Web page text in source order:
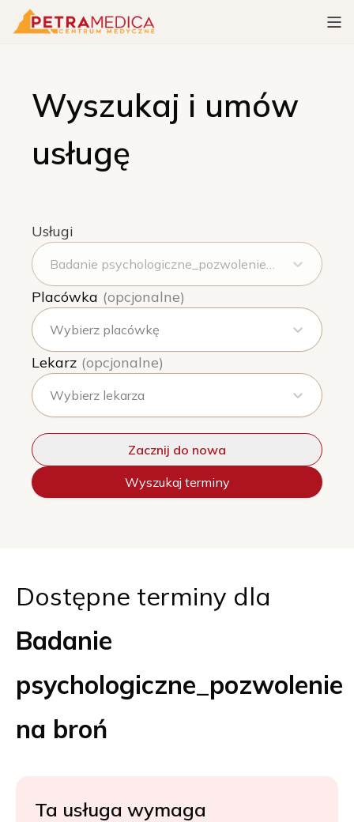
Wyszukaj i umów
usługę
Usługi
Badanie psychologiczne_pozwolenie na broń
Placówka (opcjonalne)
Wybierz placówkę
Lekarz (opcjonalne)
Wybierz lekarza
Zacznij do nowa
Wyszukaj terminy
Dostępne terminy dla
Badanie
psychologiczne_pozwolenie
na broń
Ta usługa wymaga